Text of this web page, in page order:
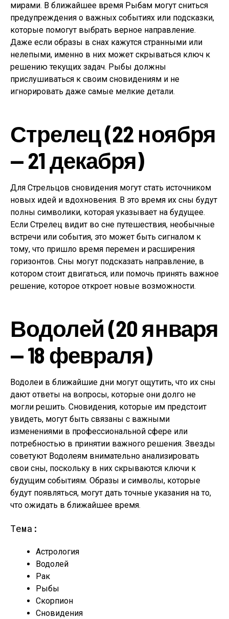
мирами. В ближайшее время Рыбам могут сниться
предупреждения о важных событиях или подсказки,
которые помогут выбрать верное направление.
Даже если образы в снах кажутся странными или
нелепыми, именно в них может скрываться ключ к
решению текущих задач. Рыбы должны
прислушиваться к своим сновидениям и не
игнорировать даже самые мелкие детали.
Стрелец (22 ноября
— 21 декабря)
Для Стрельцов сновидения могут стать источником
новых идей и вдохновения. В это время их сны будут
полны символики, которая указывает на будущее.
Если Стрелец видит во сне путешествия, необычные
встречи или события, это может быть сигналом к
тому, что пришло время перемен и расширения
горизонтов. Сны могут подсказать направление, в
котором стоит двигаться, или помочь принять важное
решение, которое откроет новые возможности.
Водолей (20 января
— 18 февраля)
Водолеи в ближайшие дни могут ощутить, что их сны
дают ответы на вопросы, которые они долго не
могли решить. Сновидения, которые им предстоит
увидеть, могут быть связаны с важными
изменениями в профессиональной сфере или
потребностью в принятии важного решения. Звезды
советуют Водолеям внимательно анализировать
свои сны, поскольку в них скрываются ключи к
будущим событиям. Образы и символы, которые
будут появляться, могут дать точные указания на то,
что ожидать в ближайшее время.
Тема:
Астрология
Водолей
Рак
Рыбы
Скорпион
Сновидения